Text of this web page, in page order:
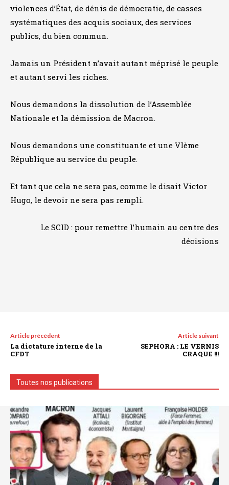
violences d’État, de dénis de démocratie, de casses
systématiques des acquis sociaux, des services
publics, du bien commun.
Jamais un Président n’avait autant méprisé le peuple
et autant servi les riches.
Nous demandons la dissolution de l’Assemblée
Nationale et la démission de Macron.
Nous demandons une constituante et une VIème
République au service du peuple.
Et tant que cela ne sera pas, comme le disait Victor
Hugo, le devoir ne sera pas rempli.
Le SCID : pour remettre l’humain au centre des
décisions
Article précédent
La dictature interne de la
CFDT
Article suivant
SEPHORA : LE VERNIS
CRAQUE !!!
Toutes nos publications